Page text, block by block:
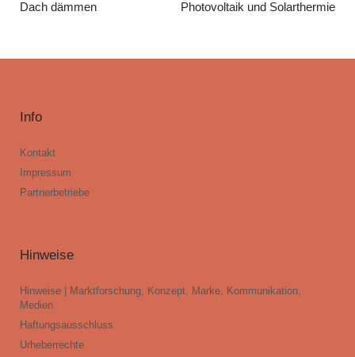
Dach dämmen Photovoltaik und Solarthermie
Info
Kontakt
Impressum
Partnerbetriebe
Hinweise
Hinweise | Marktforschung, Konzept, Marke, Kommunikation,
Medien
Haftungsausschluss
Urheberrechte